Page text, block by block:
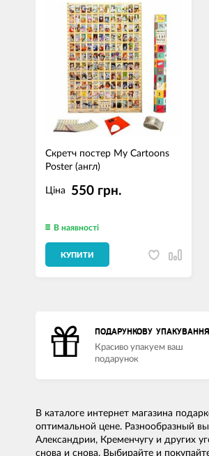
Скретч постер My Cartoons
Poster (англ)
Ціна 550 грн.
В наявності
КУПИТИ
ПОДАРУНКОВУ УПАКУВАННЯ
Красиво упакуем ваш
подарунок
В каталоге интернет магазина
оптимальной цене. Разнообразный
Александрии, Кременчугу и других
снова и снова. Выбирайте и